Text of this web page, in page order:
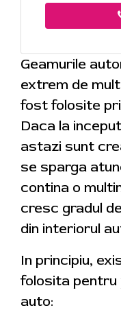
Geamurile
extrem de
fost folosite
Daca la
astazi sunt
se sparga
contina o
cresc gradul
din interiorul
In principiu,
folosita pentru
auto: